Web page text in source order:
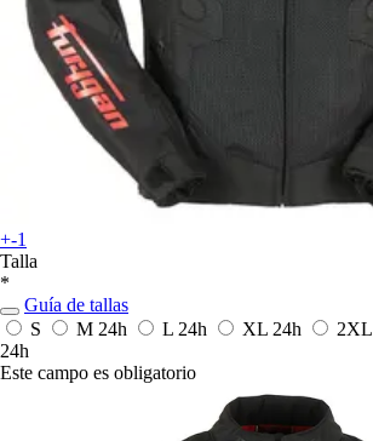
+-1
Talla
*
Guía de tallas
S
M 24h L 24h XL 24h 2XL
24h
Este campo es obligatorio